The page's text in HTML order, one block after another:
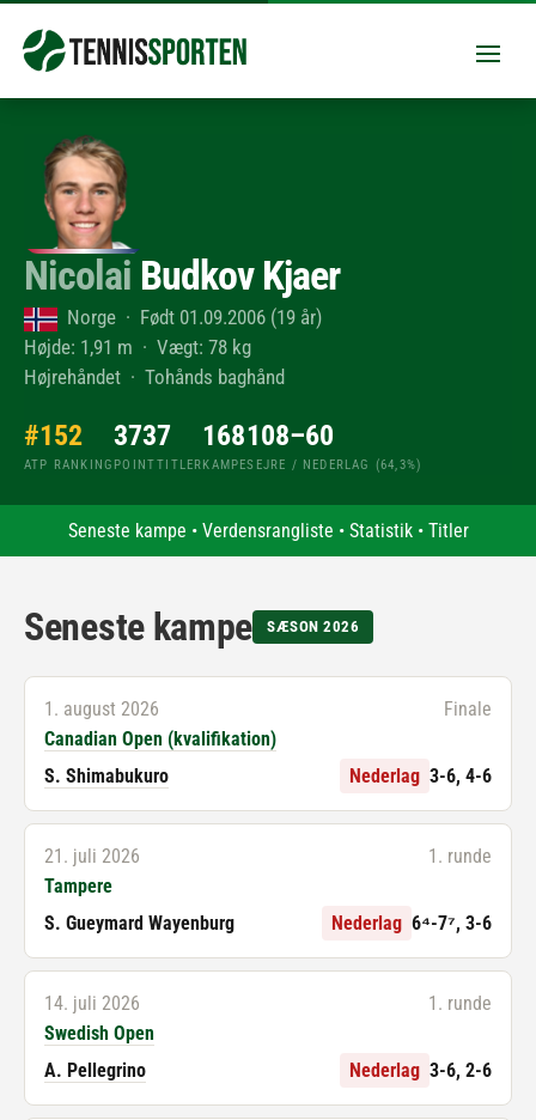
Nicolai Budkov Kjaer
Norge · Født 01.09.2006 (19 år)
Højde: 1,91 m · Vægt: 78 kg
Højrehåndet · Tohånds baghånd
#152
ATP RANKING
373
POINT
7
TITLER
168
KAMPE
108–60
SEJRE / NEDERLAG (64,3%)
Seneste kampe • Verdensrangliste • Statistik• Titler
Seneste kampe SÆSON 2026
1. august 2026
Finale
Canadian Open (kvalifikation)
S. Shimabukuro
Nederlag 3-6, 4-6
21. juli 2026
1. runde
Tampere
S. Gueymard Wayenburg
Nederlag 6⁴-7⁷, 3-6
14. juli 2026
1. runde
Swedish Open
A. Pellegrino
Nederlag 3-6, 2-6